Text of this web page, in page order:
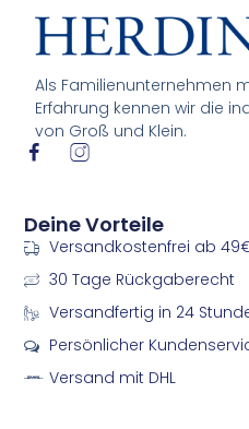
Als Familienunternehmen
Erfahrung kennen wir die
von Groß und Klein.
I
-
f
a
c
e
b
o
k
I
-
i
n
s
t
g
a
Deine Vorteile
Versandkostenfrei ab
30 Tage Rückgaberecht
Versandfertig in 24
Persönlicher
Versand mit DHL